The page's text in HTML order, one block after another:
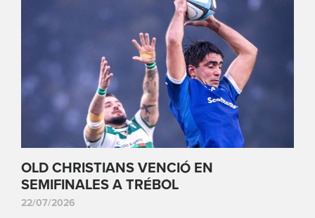
OLD CHRISTIANS VENCIÓ EN
SEMIFINALES A TRÉBOL
22/07/2026